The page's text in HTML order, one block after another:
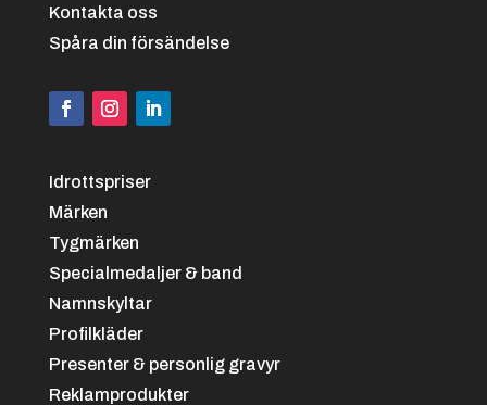
Kontakta oss
Spåra din försändelse
Idrottspriser
Märken
Tygmärken
Specialmedaljer & band
Namnskyltar
Profilkläder
Presenter & personlig gravyr
Reklamprodukter